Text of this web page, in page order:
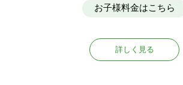
お子様料金はこちら
詳しく見る